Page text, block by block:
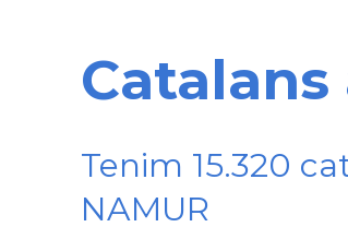
Catalans
Tenim 15.320
NAMUR